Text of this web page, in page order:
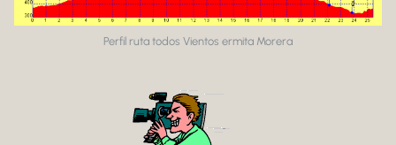
Perfil ruta todos Vientos ermita Morera